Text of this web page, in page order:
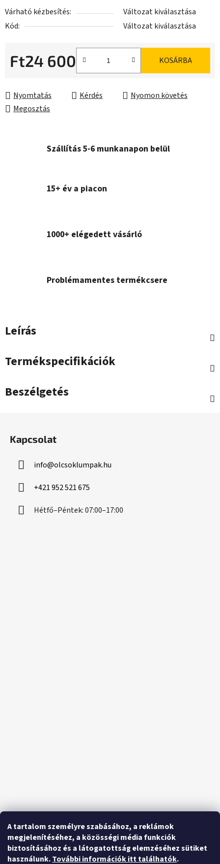
A tartalom személyre szabásához, a reklámok
megjelenítéséhez, a közösségi média funkciók
biztosításához és a látogatottság elemzéséhez sütiket
használunk.További információk itt találhatók.
Várható kézbesítés:
Változat kiválasztása
Kód:
Változat kiválasztása
Ft24 600 KOSÁRBA
Nyomtatás Kérdés
Nyomon követés
Megosztás
Szállítás 5-6 munkanapon belül
15+ év a piacon
1000+ elégedett vásárló
Problémamentes termékcsere
Leírás
Termékspecifikációk
Beszélgetés
Kapcsolat
info@olcsoklumpak.hu
+421 952 521 675
Hétfő–Péntek: 07:00–17:00